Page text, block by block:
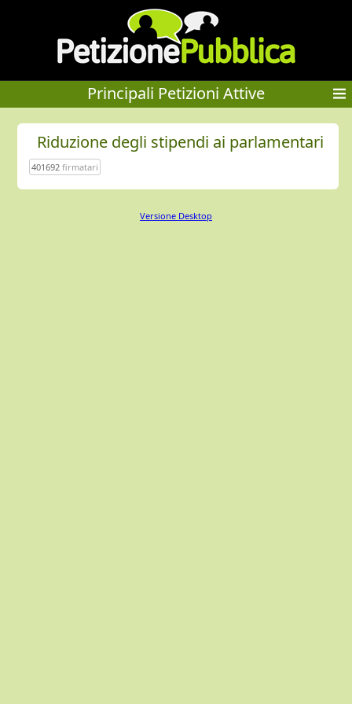
Principali Petizioni Attive
Riduzione degli stipendi ai parlamentari
401692firmatari
Versione Desktop